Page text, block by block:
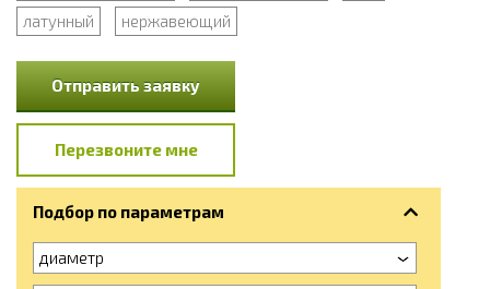
латунный
нержавеющий
Отправить заявку
Перезвоните мне
Подбор по параметрам
диаметр